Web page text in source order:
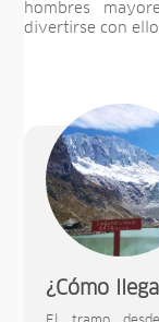
hombres
divertirse con
¿Cómo